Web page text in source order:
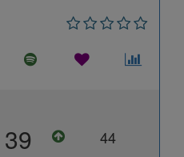
39 44